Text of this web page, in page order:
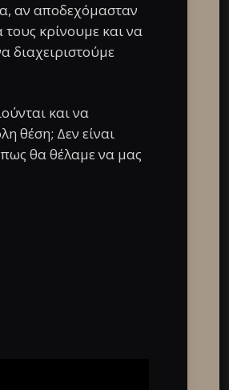
αν αποδεχόμασταν
κρίνουμε και να
διαχειριστούμε
και να
θέση; Δεν είναι
θα θέλαμε να μας